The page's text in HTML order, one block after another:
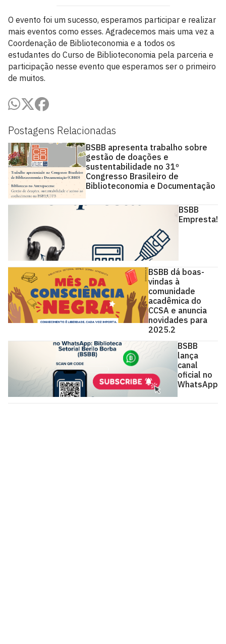
Postagens Relacionadas
BSBB apresenta trabalho sobre
gestão de doações e
sustentabilidade no 31º
Congresso Brasileiro de
Biblioteconomia e Documentação
BSBB
Empresta!
BSBB dá boas-
vindas à
comunidade
acadêmica do
CCSA e anuncia
novidades para
2025.2
BSBB
lança
canal
oficial no
WhatsApp
O evento foi um sucesso, esperamos participar e realizar
mais eventos como esses. Agradecemos mais uma vez a
Coordenação de Biblioteconomia e a todos os
estudantes do Curso de Biblioteconomia pela parceria e
participação nesse evento que esperamos ser o primeiro
de muitos.